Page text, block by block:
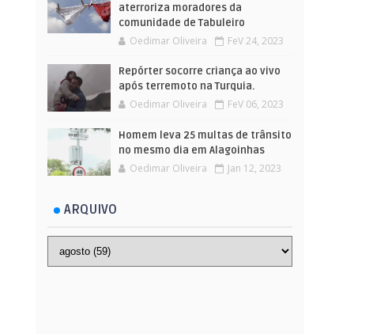
aterroriza moradores da
comunidade de Tabuleiro
Oedimar Oliveira FeV 24, 2023
Repórter socorre criança ao vivo
após terremoto na Turquia.
Oedimar Oliveira FeV 06, 2023
Homem leva 25 multas de trânsito
no mesmo dia em Alagoinhas
Oedimar Oliveira Jan 12, 2023
ARQUIVO